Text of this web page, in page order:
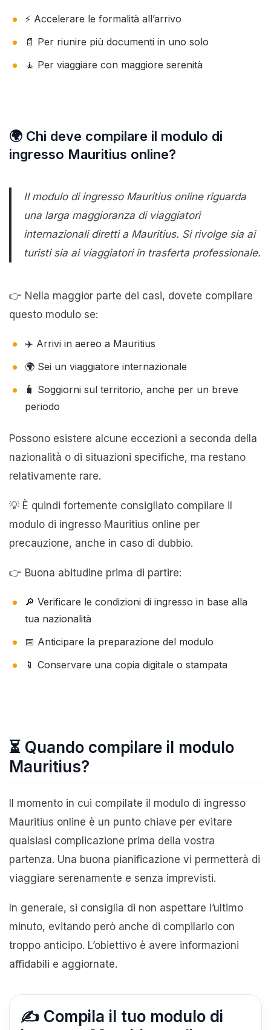
⚡ Accelerare le formalità all’arrivo
📄 Per riunire più documenti in uno solo
🧘 Per viaggiare con maggiore serenità
🌍 Chi deve compilare il modulo di
ingresso Mauritius online?
Il modulo di ingresso Mauritius online riguarda
una larga maggioranza di viaggiatori
internazionali diretti a Mauritius. Si rivolge sia ai
turisti sia ai viaggiatori in trasferta professionale.
👉 Nella maggior parte dei casi, dovete compilare
questo modulo se:
✈️ Arrivi in aereo a Mauritius
🌍 Sei un viaggiatore internazionale
🧳 Soggiorni sul territorio, anche per un breve
periodo
Possono esistere alcune eccezioni a seconda della
nazionalità o di situazioni specifiche, ma restano
relativamente rare.
💡 È quindi fortemente consigliato compilare il
modulo di ingresso Mauritius online per
precauzione, anche in caso di dubbio.
👉 Buona abitudine prima di partire:
🔎 Verificare le condizioni di ingresso in base alla
tua nazionalità
📅 Anticipare la preparazione del modulo
📱 Conservare una copia digitale o stampata
⏳ Quando compilare il modulo
Mauritius?
Il momento in cui compilate il modulo di ingresso
Mauritius online è un punto chiave per evitare
qualsiasi complicazione prima della vostra
partenza. Una buona pianificazione vi permetterà di
viaggiare serenamente e senza imprevisti.
In generale, si consiglia di non aspettare l’ultimo
minuto, evitando però anche di compilarlo con
troppo anticipo. L’obiettivo è avere informazioni
affidabili e aggiornate.
✍️ Compila il tuo modulo di